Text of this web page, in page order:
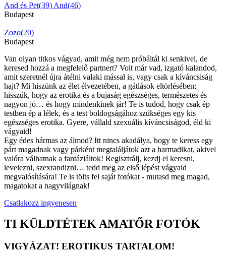
And és Pet(39) And(46)
Budapest
Zozo(20)
Budapest
Van olyan titkos vágyad, amit még nem próbáltál ki senkivel, de
keresed hozzá a megfelelő partnert? Volt már vad, izgató kalandod,
amit szeretnél újra átélni valaki mással is, vagy csak a kíváncsiság
hajt? Mi hiszünk az élet élvezetében, a gátlások eltörlésében;
hisszük, hogy az erotika és a bujaság egészséges, természetes és
nagyon jó… és hogy mindenkinek jár! Te is tudod, hogy csak ép
testben ép a lélek, és a test boldogságához szükséges egy kis
egészséges erotika. Gyere, vállald szexuális kíváncsiságod, éld ki
vágyaid!
Egy édes hármas az álmod? Itt nincs akadálya, hogy te keress egy
párt magadnak vagy párként megtaláljátok azt a harmadikat, akivel
valóra válhatnak a fantáziáitok! Regisztrálj, kezdj el keresni,
levelezni, szexrandizni… tedd meg az első lépést vágyaid
megvalósítására! Te is tölts fel saját fotókat - mutasd meg magad,
magatokat a nagyvilágnak!
Csatlakozz ingyenesen
TI KÜLDTÉTEK AMATŐR FOTÓK
VIGYÁZAT! EROTIKUS TARTALOM!